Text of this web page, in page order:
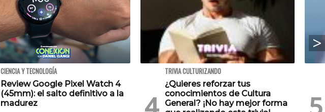
CIENCIA Y TECNOLOGÍA
Review Google Pixel Watch 4
(45mm): el salto definitivo a la
madurez
TRIVIA CULTURIZANDO
¿Quieres reforzar tus
conocimientos de Cultura
General? ¡No hay mejor forma